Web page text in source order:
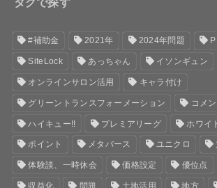
#補助金 2021年 2024年問題
SiteLock あっちゃん イソンギュン
オンラインサロン活用 キャラ付け
グリーントランスフォーメーション コメ
ハイキュー!! プレミアリーグ ホワイ
ポイント メタバース ユニクロ
体験談、一時休会 価格設定 優位点
収益化 問題 土地活用 地方